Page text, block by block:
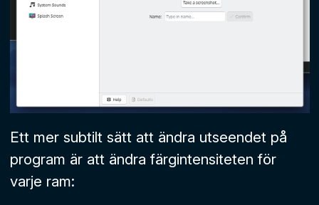
Ett mer subtilt sätt att ändra utseendet på
program är att ändra färgintensiteten för
varje ram: